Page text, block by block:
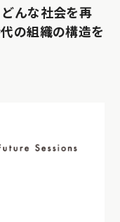
んな社会を再
の組織の構造を